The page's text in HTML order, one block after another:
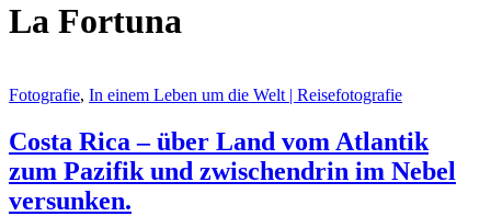
La Fortuna
Fotografie, In einem Leben um die Welt | Reisefotografie
Costa Rica – über Land vom Atlantik
zum Pazifik und zwischendrin im Nebel
versunken.